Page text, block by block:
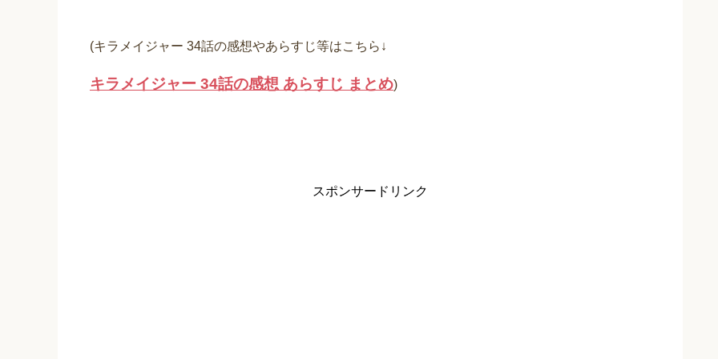
(キラメイジャー 34話の感想やあらすじ等はこちら↓
キラメイジャー 34話の感想 あらすじ まとめ)
スポンサードリンク